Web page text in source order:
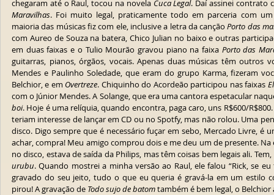
chegaram até o Raul, tocou na novela Cuca Legal. Daí assinei contrato
Maravilhas. Foi muito legal, praticamente todo em parceria com
maioria das músicas fiz com ele, inclusive a letra da canção Porto das
com Aureo de Souza na batera, Chico Julian no baixo e outras
em duas faixas e o Tulio Mourão gravou piano na faixa Porto das
guitarras, pianos, órgãos, vocais. Apenas duas músicas têm outros
Mendes e Paulinho Soledade, que eram do grupo Karma, fizeram
Belchior, e em Overtreze. Chiquinho do Acordeão participou nas faixas
com o Júnior Mendes. A Solange, que era uma cantora espetacular
boi. Hoje é uma relíquia, quando encontra, paga caro, uns R$600/
teriam interesse de lançar em CD ou no Spotfy, mas não rolou. Uma
disco. Digo sempre que é necessário fuçar em sebo, Mercado Livre, é
achar, compra! Meu amigo comprou dois e me deu um de presente.
no disco, estava de saída da Philips, mas têm coisas bem legais ali.
urubu. Quando mostrei a minha versão ao Raul, ele falou “Rick, se
gravado do seu jeito, tudo o que eu queria é gravá-la em um estilo
pirou! A gravação de Todo sujo de batom também é bem legal, o Belchior